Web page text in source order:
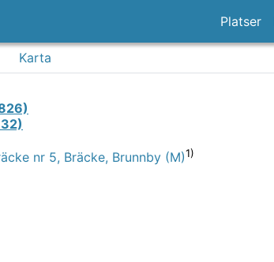
Platser
Karta
nr 5, Bräcke, Brunnby (M)1)